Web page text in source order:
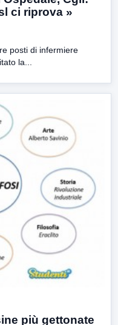
ci riprova »
posti di infermiere
la...
più gettonate